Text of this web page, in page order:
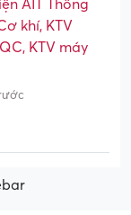
AIT Thông
khí, KTV
KTV máy